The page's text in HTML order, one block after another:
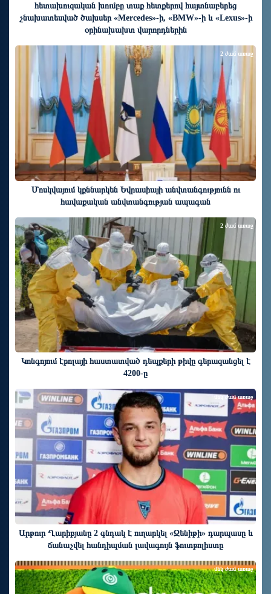
հետախուզական խումբը տաք հետքերով հայտնաբերեց
չնախատեսված ծախսեր «Mercedes»-ի, «BMW»-ի և «Lexus»-ի
օրինախախտ վարորդներին
Մոսկվայում կքննարկեն Եվրասիայի անվտանգությունն ու
հավաքական անվտանգության ապագան
2 ժամ առաջ
Կոնգոյում էբոլայի հաստատված դեպքերի թիվը գերազանցել է
4200-ը
2 ժամ առաջ
Արթուր Ղարիբյանը 2 գնդակ է ուղարկել «Զենիթի» դարպասը և
ճանաչվել հանդիպման լավագույն ֆուտբոլիստը
մեկ ժամ առաջ
մեկ ժամ առաջ